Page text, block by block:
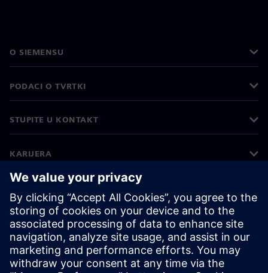
O SIEMENSU
PODACI O TVRTKI
STUPITE U KONTAKT
KARIJERA
©Siemens 2026
Korporativne informacije
Obavijest o privatnosti